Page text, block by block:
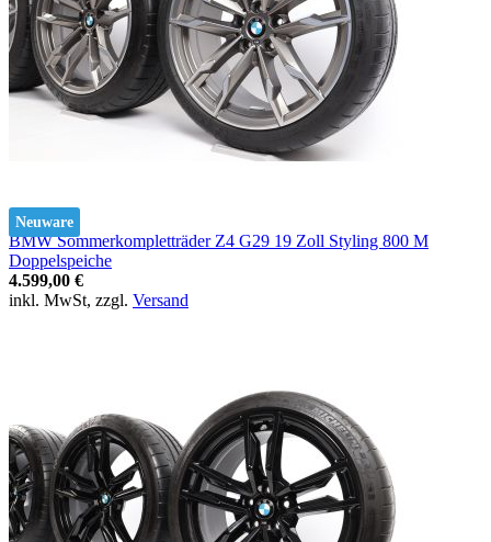
Neuware
BMW Sommerkompletträder Z4 G29 19 Zoll Styling 800 M
Doppelspeiche
4.599,00 €
inkl. MwSt, zzgl. Versand